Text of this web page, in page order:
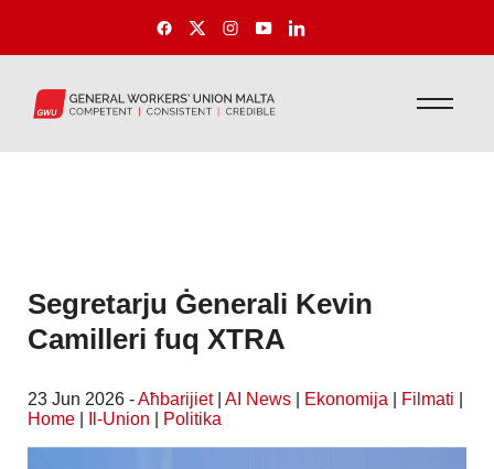
Segretarju Ġenerali Kevin
Camilleri fuq XTRA
23 Jun 2026 -Aħbarijiet| AI News Ekonomija Filmati
Home
Il-Union Politika